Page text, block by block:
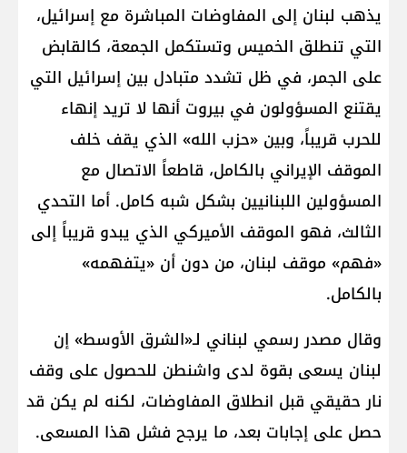
يذهب لبنان إلى المفاوضات المباشرة مع إسرائيل،
التي تنطلق الخميس وتستكمل الجمعة، كالقابض
على الجمر، في ظل تشدد متبادل بين إسرائيل التي
يقتنع المسؤولون في بيروت أنها لا تريد إنهاء
للحرب قريباً، وبين «حزب الله» الذي يقف خلف
الموقف الإيراني بالكامل، قاطعاً الاتصال مع
المسؤولين اللبنانيين بشكل شبه كامل. أما التحدي
الثالث، فهو الموقف الأميركي الذي يبدو قريباً إلى
«فهم» موقف لبنان، من دون أن «يتفهمه»
بالكامل.
وقال مصدر رسمي لبناني لـ«الشرق الأوسط» إن
لبنان يسعى بقوة لدى واشنطن للحصول على وقف
نار حقيقي قبل انطلاق المفاوضات، لكنه لم يكن قد
حصل على إجابات بعد، ما يرجح فشل هذا المسعى.